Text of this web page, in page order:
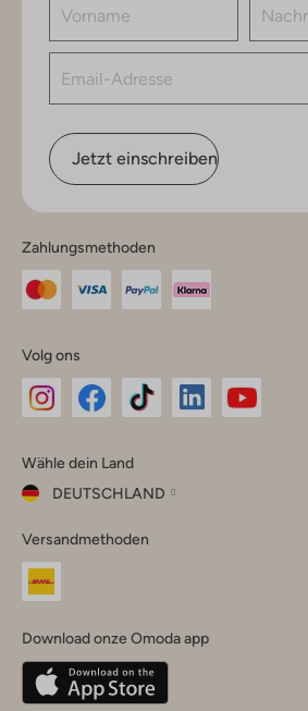
Jetzt einschreiben
Zahlungsmethoden
Volg ons
Instagram
Facebook
TikTok
Wähle dein Land
DEUTSCHLAND
dein
Land
Belgique(Français)
Deutschland
Versandmethoden
Download onze Omoda app